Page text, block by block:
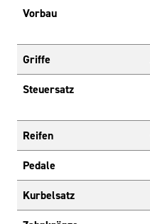
Vorbau
Griffe
Steuersatz
Reifen
Pedale
Kurbelsatz